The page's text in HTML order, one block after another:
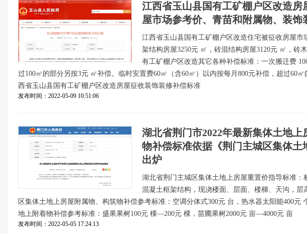
江西省玉山县国有工矿棚户区改造房
屋市场参考价、青苗和附属物、装饰
江西省玉山县国有工矿棚户区改造住宅被征收房屋
架结构房屋3250元 ㎡，砖混结构房屋3120元 ㎡，砖
有工矿棚户区改造其它各种补偿标准：一次搬迁费
过100㎡的部分另按3元 ㎡补偿。临时安置费60㎡（含60㎡）以内按每月800元补偿，超过60
西省玉山县国有工矿棚户区改造房屋征收装饰装修补偿标准
发布时间：2022-05-09 10:51:06
湖北省荆门市2022年最新集体土地
物补偿标准依据《荆门主城区集体土
出炉
湖北省荆门主城区集体土地上房屋重置价指导标准
混凝土框架结构，现浇楼面、层面、楼梯、天沟，层
区集体土地上房屋附属物、构筑物补偿参考标准：空调分体式300元 台，热水器太阳能400元
地上附着物补偿参考标准：盛果果树100元 棵—200元 棵，苗圃果树2000元 亩—4000元 亩
发布时间：2022-05-05 17:24:13